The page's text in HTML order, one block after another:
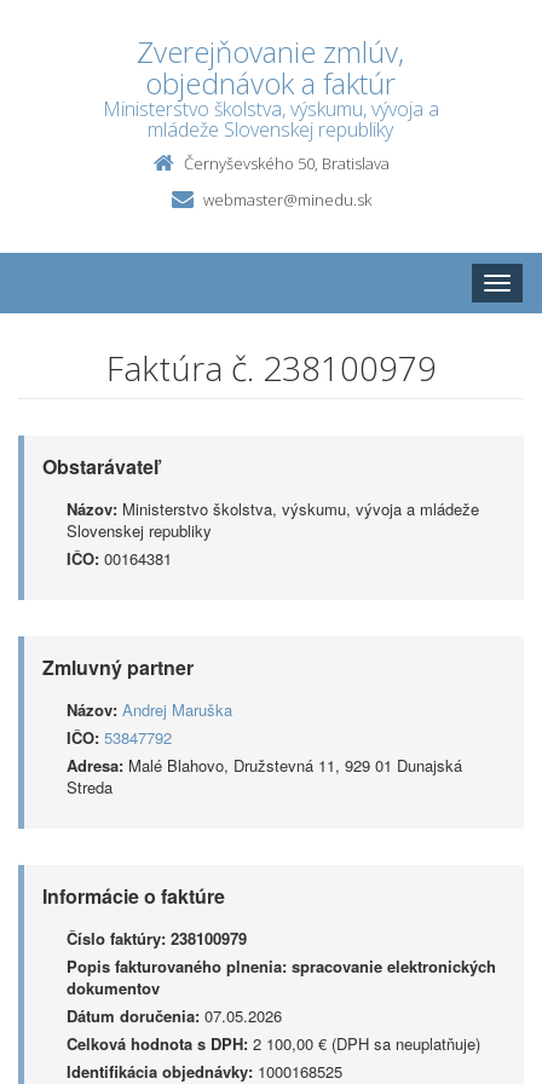
Zverejňovanie zmlúv,
objednávok a faktúr
Ministerstvo školstva, výskumu, vývoja a
mládeže Slovenskej republiky
Černyševského 50, Bratislava
webmaster@minedu.sk
Toggle
Faktúra č. 238100979
Obstarávateľ
Názov: Ministerstvo školstva, výskumu, vývoja a mládeže
Slovenskej republiky
IČO: 00164381
Zmluvný partner
Názov: Andrej Maruška
IČO: 53847792
Adresa: Malé Blahovo, Družstevná 11, 929 01 Dunajská
Streda
Informácie o faktúre
Číslo faktúry: 238100979
Popis fakturovaného plnenia: spracovanie elektronických
dokumentov
Dátum doručenia: 07.05.2026
Celková hodnota s DPH: 2 100,00 € (DPH sa neuplatňuje)
Identifikácia objednávky: 1000168525